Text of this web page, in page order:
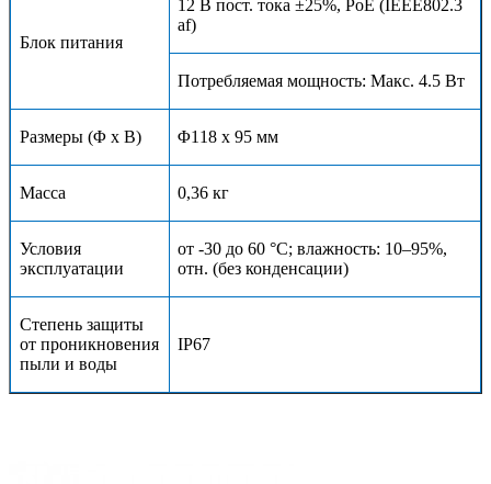
Блок питания
12 В пост. тока ±25%, PoE (IEEE802.3
af)
Потребляемая мощность: Макс. 4.5 Вт
Размеры (Φ x В) Φ1 18 x95 мм
Масса 0,36 кг
Условия
эксплуатации
от -30 до 60 °С; влажность: 10–95%,
отн. (без конденсации)
Степень защиты
от проникновения
пыли и воды
IP67